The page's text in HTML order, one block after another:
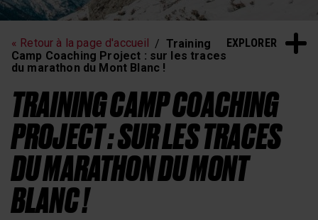
EXPLORER
« Retour à la page d'accueil
Training
Camp Coaching Project : sur les traces
du marathon du Mont Blanc !
TRAINING CAMP COACHING
PROJECT : SUR LES TRACES
DU MARATHON DU MONT
BLANC !